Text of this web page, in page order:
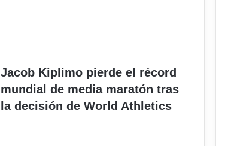
Jacob Kiplimo pierde el récord
mundial de media maratón tras
la decisión de World Athletics